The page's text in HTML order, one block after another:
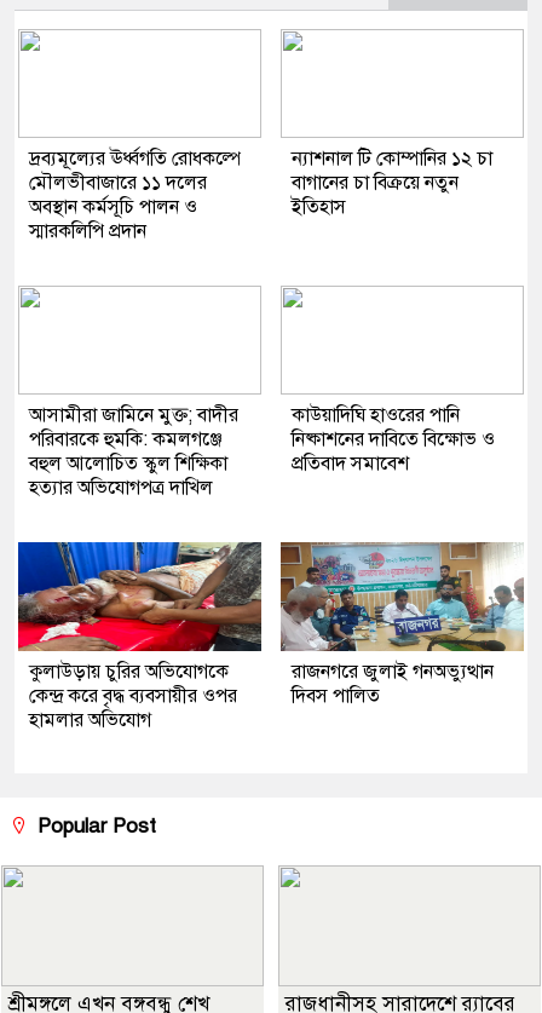
দ্রব্যমূল্যের ঊর্ধ্বগতি রোধকল্পে
মৌলভীবাজারে ১১ দলের
অবস্থান কর্মসূচি পালন ও
স্মারকলিপি প্রদান
ন্যাশনাল টি কোম্পানির ১২ চা
বাগানের চা বিক্রয়ে নতুন
ইতিহাস
আসামীরা জামিনে মুক্ত; বাদীর
পরিবারকে হুমকি: কমলগঞ্জে
বহুল আলোচিত স্কুল শিক্ষিকা
হত্যার অভিযোগপত্র দাখিল
কাউয়াদিঘি হাওরের পানি
নিষ্কাশনের দাবিতে বিক্ষোভ ও
প্রতিবাদ সমাবেশ
কুলাউড়ায় চুরির অভিযোগকে
কেন্দ্র করে বৃদ্ধ ব্যবসায়ীর ওপর
হামলার অভিযোগ
রাজনগরে জুলাই গনঅভ্যুত্থান
দিবস পালিত
Popular Post
শ্রীমঙ্গলে এখন বঙ্গবন্ধু শেখ রাজধানীসহ সারাদেশে র‍্যাবের